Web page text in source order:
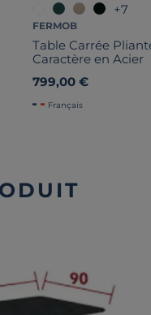
+7
FERMOB
Table Carrée
Caractère en Acier
799,00 €
Français